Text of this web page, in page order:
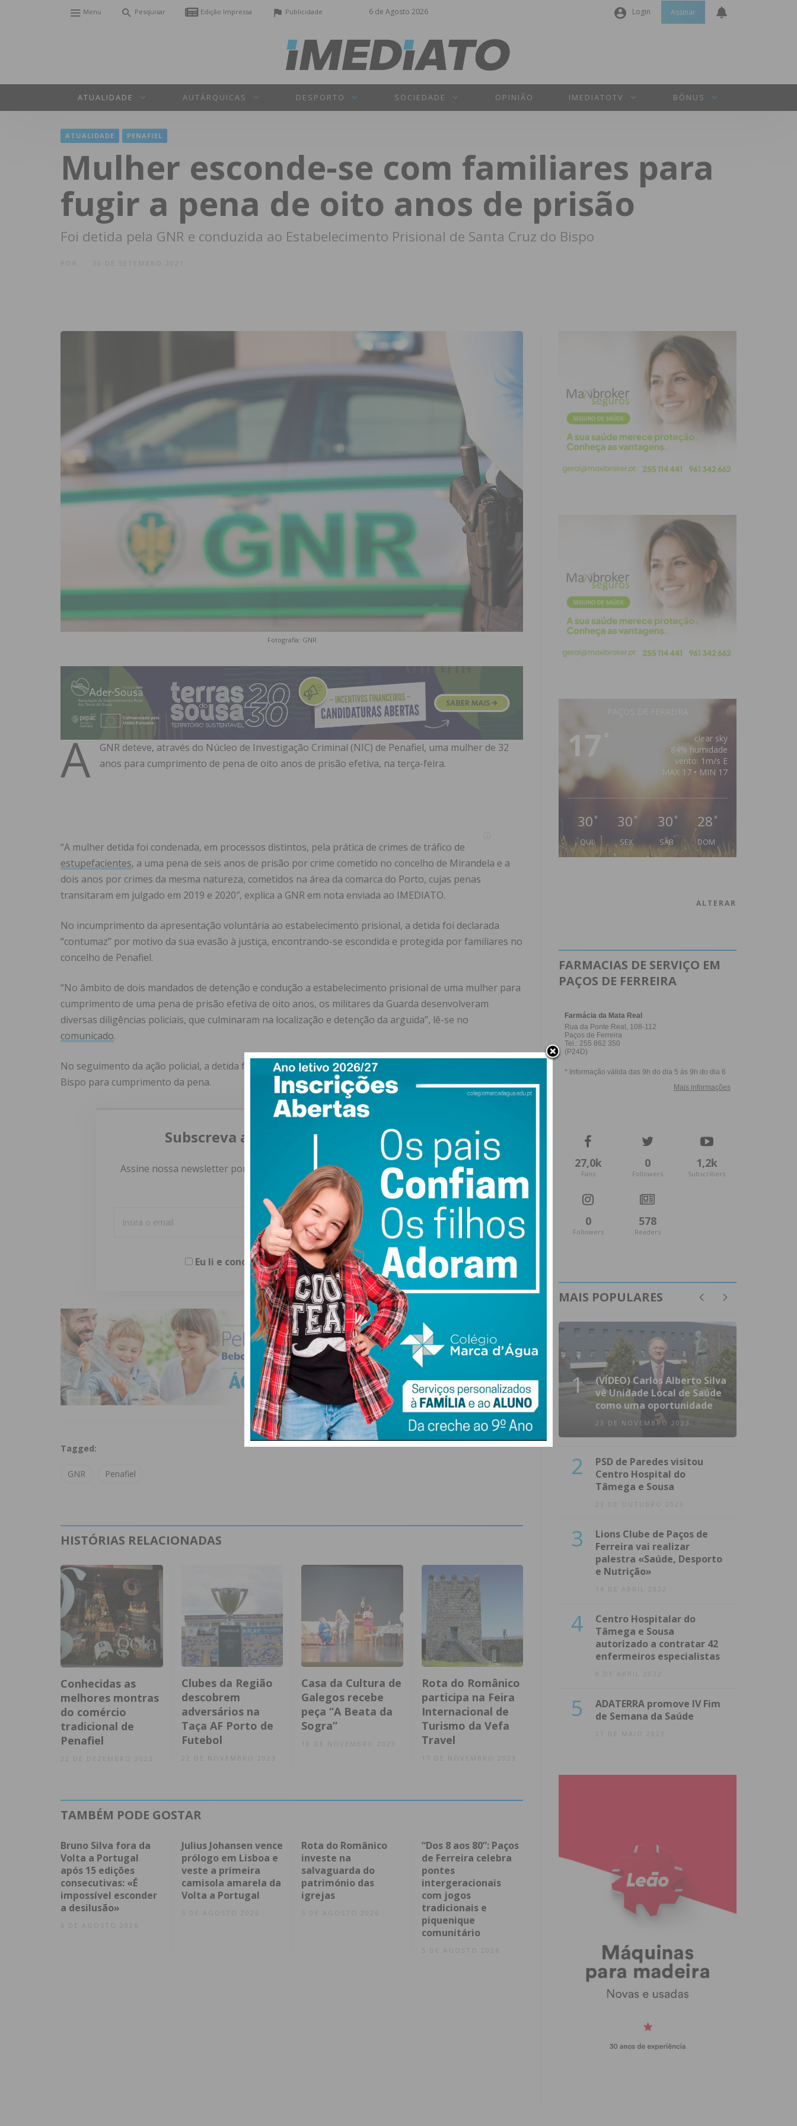
6 de Agosto 2026
Menu Pesquisar Edição Impressa Publicidade Login
Senha
INICIAR SESSÃO
Perdeu a sua senha?
Assinar
ATUALIDADE AUTÁRQUICAS DESPORTO SOCIEDADE OPINIÃO IMEDIATOTV BÓNUS
ATUALIDADE PENAFIEL
Mulher esconde-se com familiares para
fugir a pena de oito anos de prisão
Foi detida pela GNR e conduzida ao Estabelecimento Prisional de Santa Cruz do Bispo
30 DE SETEMBRO 2021
Fotografia: GNR
A
GNR deteve, através do Núcleo de Investigação Criminal (NIC) de Penafiel, uma mulher de 32
anos para cumprimento de pena de oito anos de prisão efetiva, na terça-feira.
“A mulher detida foi condenada, em processos distintos, pela prática de crimes de tráfico de
estupefacientes, a uma pena de seis anos de prisão por crime cometido no concelho de Mirandela e a
dois anos por crimes da mesma natureza, cometidos na área da comarca do Porto, cujas penas
transitaram em julgado em 2019 e 2020″, explica a GNR em nota enviada ao IMEDIATO.
No incumprimento da apresentação voluntária ao estabelecimento prisional, a detida foi declarada
“contumaz” por motivo da sua evasão à justiça, encontrando-se escondida e protegida por familiares no
concelho de Penafiel.
“No âmbito de dois mandados de detenção e condução a estabelecimento prisional de uma mulher para
cumprimento de uma pena de prisão efetiva de oito anos, os militares da Guarda desenvolveram
diversas diligências policiais, que culminaram na localização e detenção da arguida”, lê-se no
comunicado.
No seguimento da ação policial, a detida foi conduzida ao Estabelecimento Prisional de Santa Cruz do
Bispo para cumprimento da pena.
Subscreva a newsletter do Imediato
Assine nossa newsletter por e-mail e obtenha de forma regular a informação
atualizada.
Eu li e concordo com ostermos e condições
Tagged:
GNR Penafiel
HISTÓRIAS RELACIONADAS
Conhecidas as
melhores montras
do comércio
tradicional de
Penafiel
Clubes da Região
descobrem
adversários na
Taça AF Porto de
Futebol
Casa da Cultura de
Galegos recebe
peça “A Beata da
Sogra”
Rota do Românico
participa na Feira
Internacional de
Turismo da Vefa
Travel
17 DE NOVEMBRO 2023
TAMBÉM PODE GOSTAR
Bruno Silva fora da
Volta a Portugal
após 15 edições
consecutivas: «É
impossível esconder
a desilusão»
6 DE AGOSTO 2026
Julius Johansen vence
prólogo em Lisboa e
veste a primeira
camisola amarela da
Volta a Portugal
5 DE AGOSTO 2026
Rota do Românico
investe na
salvaguarda do
património das
igrejas
5 DE AGOSTO 2026
“Dos 8 aos 80”: Paços
de Ferreira celebra
pontes
intergeracionais
com jogos
tradicionais e
piquenique
comunitário
5 DE AGOSTO 2026
17
clear sky
84% humidade
vento: 1m/s E
MAX 17 • MIN 17
30 °
QUI
30 °
SEX
30 °
SÁB
28 °
DOM
ALTERAR
FARMACIAS DE SERVIÇO EM
PAÇOS DE FERREIRA
27,0k
Fans
0
Followers
1,2k
Subscribers
0
Followers
578
Readers
MAIS POPULARES
1
(VÍDEO) Carlos Alberto Silva
vê Unidade Local de Saúde
como uma oportunidade
23 DE NOVEMBRO 2023
2
PSD de Paredes visitou
Centro Hospital do
Tâmega e Sousa
23 DE OUTUBRO 2023
3
Lions Clube de Paços de
Ferreira vai realizar
palestra «Saúde, Desporto
e Nutrição»
14 DE ABRIL 2022
4
Centro Hospitalar do
Tâmega e Sousa
autorizado a contratar 42
enfermeiros especialistas
8 DE ABRIL 2022
5
ADATERRA promove IV Fim
de Semana da Saúde
21 DE MAIO 2021